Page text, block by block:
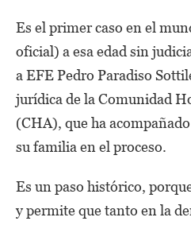
Es el primer caso en el
oficial) a esa edad sin
a EFE Pedro Paradiso
jurídica de la Comunidad
(CHA), que ha
su familia en el proceso.
Es un paso histórico,
y permite que tanto en la